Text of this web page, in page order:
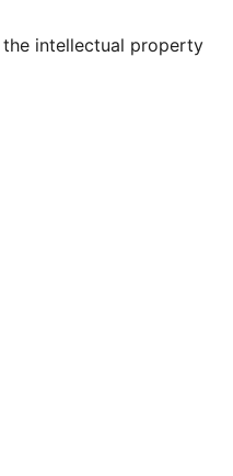
intellectual property